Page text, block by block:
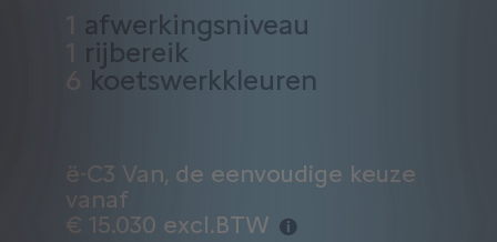
1 afwerkingsniveau
1 rijbereik
6 koetswerkkleuren
ë-C3 Van, de eenvoudige keuze
vanaf
€ 15.030 excl.BTW